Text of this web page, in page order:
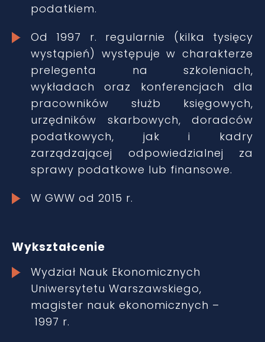
podatkiem.
Od 1997 r. regularnie (kilka tysięcy
wystąpień) występuje w charakterze
prelegenta na szkoleniach,
wykładach oraz konferencjach dla
pracowników służb księgowych,
urzędników skarbowych, doradców
podatkowych, jak i kadry
zarządzającej odpowiedzialnej za
sprawy podatkowe lub finansowe.
W GWW od 2015 r.
Wykształcenie
Wydział Nauk Ekonomicznych
Uniwersytetu Warszawskiego,
magister nauk ekonomicznych –
1997 r.